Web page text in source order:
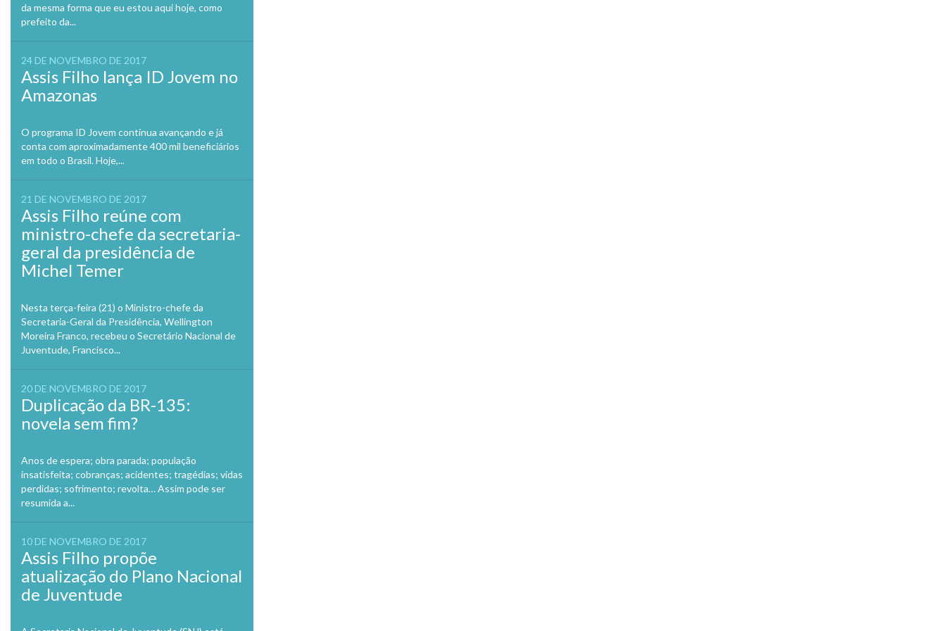
da mesma forma que eu estou aqui hoje, como
prefeito da...
24 DE NOVEMBRO DE 2017
Assis Filho lança ID Jovem no
Amazonas
O programa ID Jovem continua avançando e já
conta com aproximadamente 400 mil beneficiários
em todo o Brasil. Hoje,...
21 DE NOVEMBRO DE 2017
Assis Filho reúne com
ministro-chefe da secretaria-
geral da presidência de
Michel Temer
Nesta terça-feira (21) o Ministro-chefe da
Secretaria-Geral da Presidência, Wellington
Moreira Franco, recebeu o Secretário Nacional de
Juventude, Francisco...
20 DE NOVEMBRO DE 2017
Duplicação da BR-135:
novela sem fim?
Anos de espera; obra parada; população
insatisfeita; cobranças; acidentes; tragédias; vidas
perdidas; sofrimento; revolta… Assim pode ser
resumida a...
10 DE NOVEMBRO DE 2017
Assis Filho propõe
atualização do Plano Nacional
de Juventude